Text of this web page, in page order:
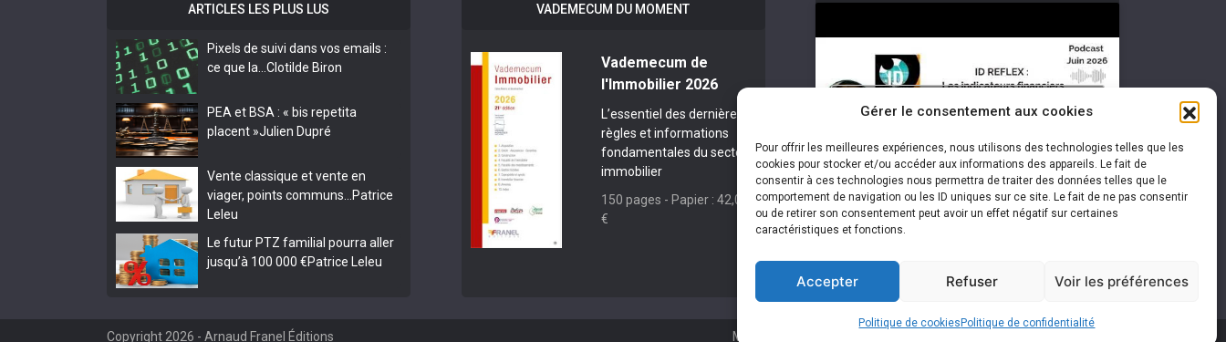
Gérer le consentement aux cookies
Pour offrir les meilleures expériences, nous utilisons des technologies telles que les
cookies pour stocker et/ou accéder aux informations des appareils. Le fait de
consentir à ces technologies nous permettra de traiter des données telles que le
comportement de navigation ou les ID uniques sur ce site. Le fait de ne pas consentir
ou de retirer son consentement peut avoir un effet négatif sur certaines
caractéristiques et fonctions.
Accepter Refuser Voir les préférences
Politique de cookies Politique de confidentialité
ARTICLES LES PLUS LUS
Pixels de suivi dans vos emails :
ce que la… Clotilde Biron
PEA et BSA : « bis repetita
placent »Julien Dupré
Vente classique et vente en
viager, points communs… Patrice
Leleu
Le futur PTZ familial pourra aller
jusqu’à 100 000 €Patrice Leleu
VADEMECUM DU MOMENT
Vademecum de
l'Immobilier 2026
L’essentiel des dernières
règles et informations
fondamentales du secteur
immobilier
150 pages - Papier : 42,00
€
Cliquez pour accepter les cookies
Copyright 2026 - Arnaud Franel Éditions Mentions légales